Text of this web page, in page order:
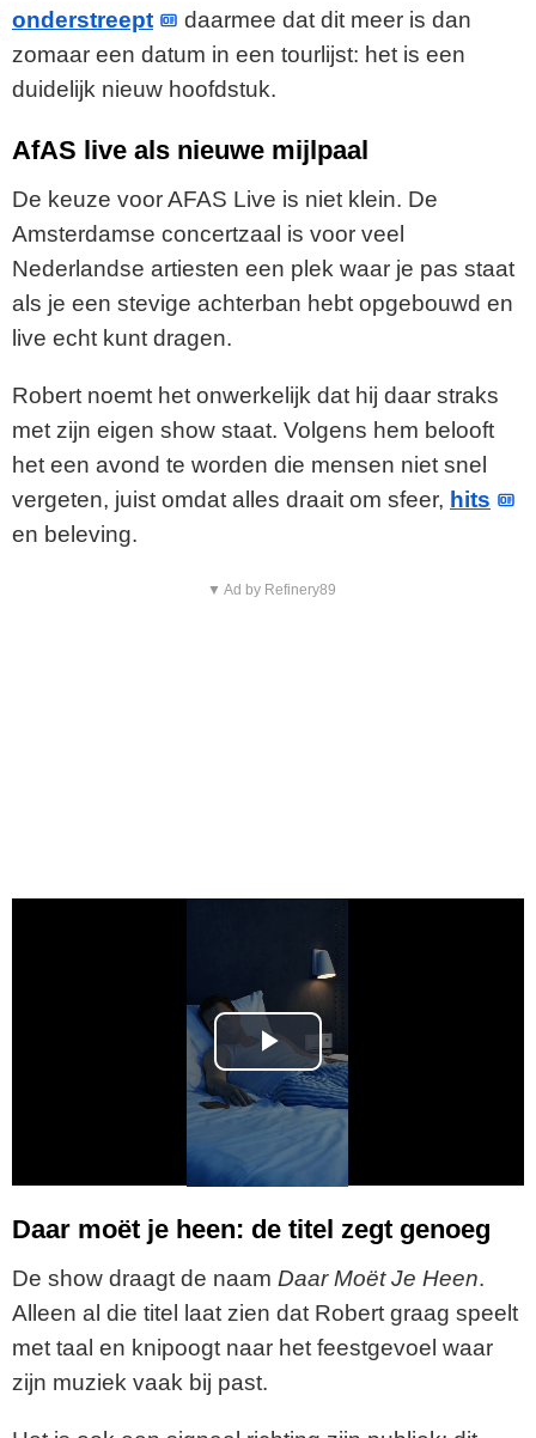
onderstreept
daarmee dat dit meer is dan
zomaar een datum in een tourlijst: het is een
duidelijk nieuw hoofdstuk.
AfAS live als nieuwe mijlpaal
De keuze voor AFAS Live is niet klein. De
Amsterdamse concertzaal is voor veel
Nederlandse artiesten een plek waar je pas staat
als je een stevige achterban hebt opgebouwd en
live echt kunt dragen.
Robert noemt het onwerkelijk dat hij daar straks
met zijn eigen show staat. Volgens hem belooft
het een avond te worden die mensen niet snel
vergeten, juist omdat alles draait om sfeer, hits
en beleving.
▼ Ad by Refinery89
P
l
a
y
V
i
Daar moët je heen: de titel zegt genoeg
De show draagt de naam Daar Moët Je Heen.
Alleen al die titel laat zien dat Robert graag speelt
met taal en knipoogt naar het feestgevoel waar
zijn muziek vaak bij past.